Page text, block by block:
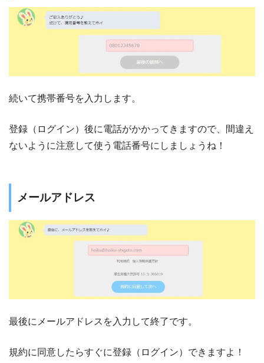
続いて携帯番号を入力します。
登録（ログイン）後に電話がかかってきますので、間違え
ないように注意して使う電話番号にしましょうね！
メールアドレス
最後にメールアドレスを入力して終了です。
規約に同意したらすぐに登録（ログイン）できますよ！